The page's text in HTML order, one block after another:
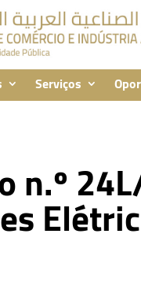
Serviços
n.º